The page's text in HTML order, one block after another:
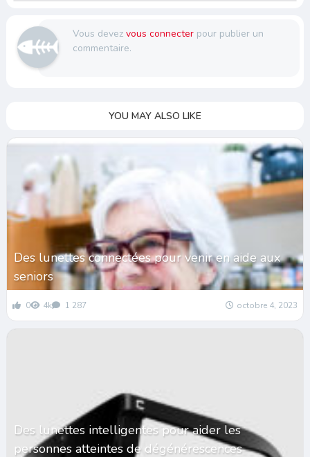
Vous devez vous connecterpour publier un
commentaire.
YOU MAY ALSO LIKE
Des lunettes connectées pour venir en aide aux
seniors
0 4k 1 287 octobre 4, 2023
Des lunettes intelligentes pour aider les
personnes atteintes de dégénérescences